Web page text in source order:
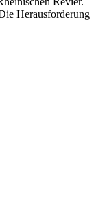
Herausforderung